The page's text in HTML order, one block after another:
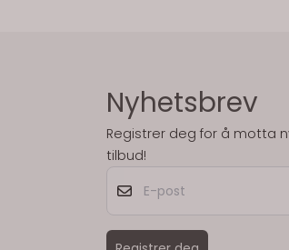
Nyhetsbrev
Registrer deg for å motta
tilbud!